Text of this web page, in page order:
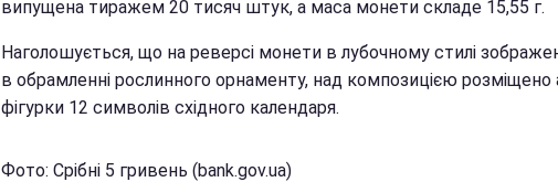
випущена тиражем 20 тисяч штук, а маса монети складе 15,55 г.
Наголошується, що на реверсі монети в лубочному стилі
в обрамленні рослинного орнаменту, над композицією розміщено
фігурки 12 символів східного календаря.
Фото: Срібні 5 гривень (bank.gov.ua)